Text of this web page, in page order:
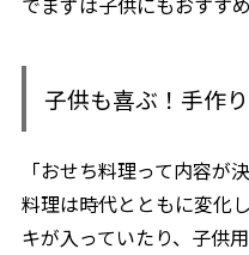
子供も喜ぶ！手作
「おせち料理って内容
料理は時代とともに変化
キが入っていたり、子供